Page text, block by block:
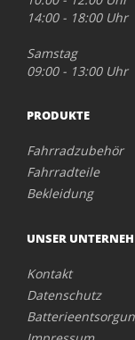
14:00 - 18:00 Uhr
Samstag
09:00 - 13:00 Uhr
PRODUKTE
Fahrradzubehör
Fahrradteile
Bekleidung
UNSER
Kontakt
Datenschutz